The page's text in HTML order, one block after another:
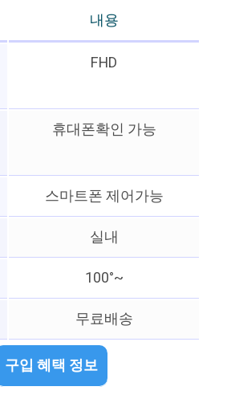
내용
FHD
휴대폰확인 가능
스마트폰 제어가능
실내
100°~
무료배송
구입 혜택 정보